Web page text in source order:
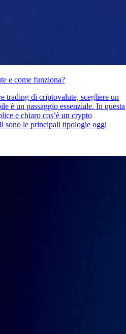
e come funziona?
trading di criptovalute, scegliere un
è un passaggio essenziale. In questa
e chiaro cos’è un crypto
sono le principali tipologie oggi